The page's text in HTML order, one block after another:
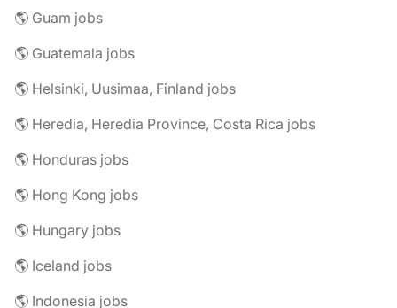
🌎 Guam jobs
🌎 Guatemala jobs
🌎 Helsinki, Uusimaa, Finland jobs
🌎 Heredia, Heredia Province, Costa Rica jobs
🌎 Honduras jobs
🌎 Hong Kong jobs
🌎 Hungary jobs
🌎 Iceland jobs
🌎 Indonesia jobs